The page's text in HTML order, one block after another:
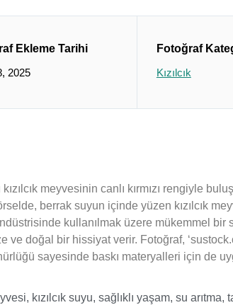
Ekleme Tarihi
2025
Fotoğraf
Kızılcık
meyvesinin canlı kırmızı rengiyle
berrak suyun içinde yüzen kızılcık
kullanılmak üzere mükemmel
ve doğal bir hissiyat verir. Fotoğraf,
sayesinde baskı materyalleri için de
, kızılcık suyu, sağlıklı yaşam, su arıtma,